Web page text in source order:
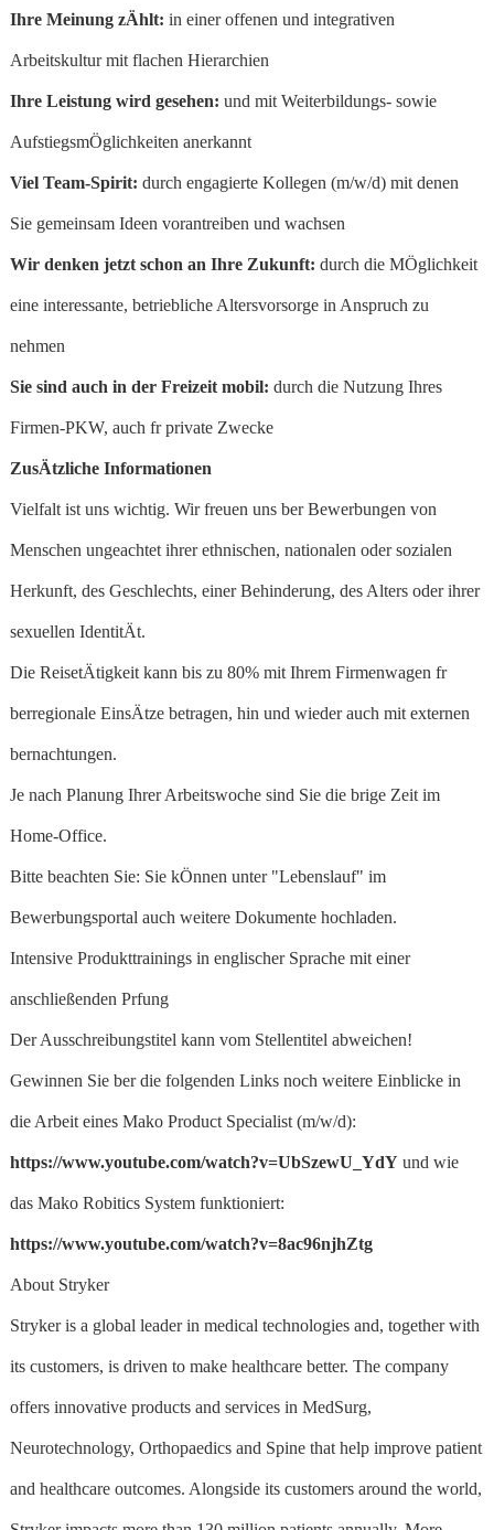
Ihre Meinung zÄhlt: in einer offenen und integrativen
Arbeitskultur mit flachen Hierarchien
Ihre Leistung wird gesehen: und mit Weiterbildungs- sowie
AufstiegsmÖglichkeiten anerkannt
Viel Team-Spirit: durch engagierte Kollegen (m/w/d) mit denen
Sie gemeinsam Ideen vorantreiben und wachsen
Wir denken jetzt schon an Ihre Zukunft: durch die MÖglichkeit
eine interessante, betriebliche Altersvorsorge in Anspruch zu
nehmen
Sie sind auch in der Freizeit mobil: durch die Nutzung Ihres
Firmen-PKW, auch fr private Zwecke
ZusÄtzliche Informationen
Vielfalt ist uns wichtig. Wir freuen uns ber Bewerbungen von
Menschen ungeachtet ihrer ethnischen, nationalen oder sozialen
Herkunft, des Geschlechts, einer Behinderung, des Alters oder ihrer
sexuellen IdentitÄt.
Die ReisetÄtigkeit kann bis zu 80% mit Ihrem Firmenwagen fr
berregionale EinsÄtze betragen, hin und wieder auch mit externen
bernachtungen.
Je nach Planung Ihrer Arbeitswoche sind Sie die brige Zeit im
Home-Office.
Bitte beachten Sie: Sie kÖnnen unter "Lebenslauf" im
Bewerbungsportal auch weitere Dokumente hochladen.
Intensive Produkttrainings in englischer Sprache mit einer
anschließenden Prfung
Der Ausschreibungstitel kann vom Stellentitel abweichen!
Gewinnen Sie ber die folgenden Links noch weitere Einblicke in
die Arbeit eines Mako Product Specialist (m/w/d):
https://www.youtube.com/watch?v=UbSzewU_YdYund wie
das Mako Robitics System funktioniert:
https://www.youtube.com/watch?v=8ac96njhZtg
About Stryker
Stryker is a global leader in medical technologies and, together with
its customers, is driven to make healthcare better. The company
offers innovative products and services in MedSurg,
Neurotechnology, Orthopaedics and Spine that help improve patient
and healthcare outcomes. Alongside its customers around the world,